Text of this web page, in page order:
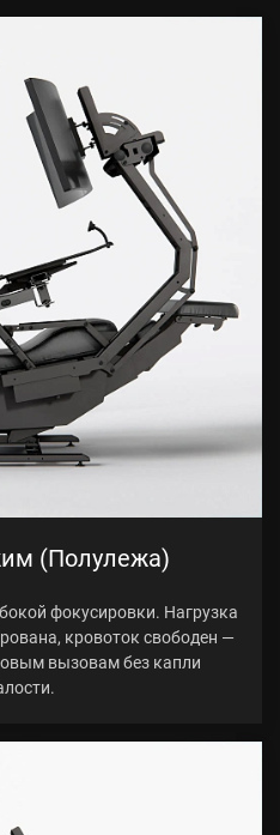
(Полулежа)
фокусировки. Нагрузка
кровоток свободен —
вызовам без капли